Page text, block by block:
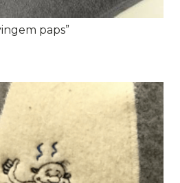
paps”